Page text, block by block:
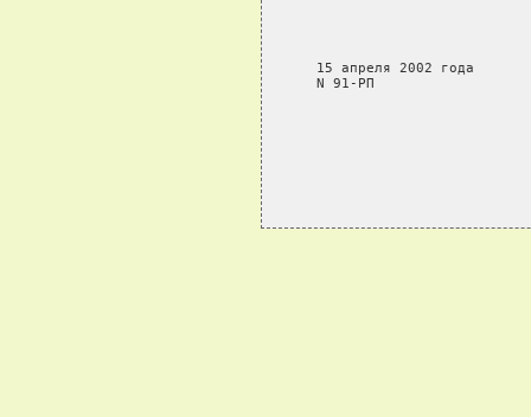
   15 апреля 2002 года
   N 91-РП